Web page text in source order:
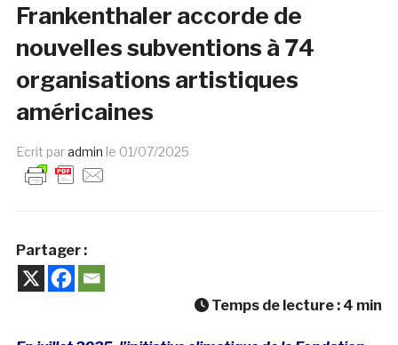
Frankenthaler accorde de
nouvelles subventions à 74
organisations artistiques
américaines
Ecrit paradmin le 01/07/2025
Partager :
Temps de lecture : 4 min